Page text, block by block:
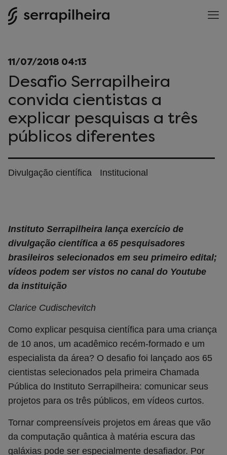
11/07/2018 04:13
Desafio Serrapilheira
convida cientistas a
explicar pesquisas a três
públicos diferentes
Divulgação científica Institucional
Instituto Serrapilheira lança exercício de
divulgação científica a 65 pesquisadores
brasileiros selecionados em seu primeiro edital;
vídeos podem ser vistos no canal do Youtube
da instituição
Clarice Cudischevitch
Como explicar pesquisa científica para uma criança
de 10 anos, um acadêmico recém-formado e um
especialista da área? O desafio foi lançado aos 65
cientistas selecionados pela primeira Chamada
Pública do Instituto Serrapilheira: comunicar seus
projetos para os três públicos, em vídeos curtos.
Tornar compreensíveis projetos em áreas que vão
da computação quântica à matéria escura das
galáxias pode ser especialmente desafiador. Por